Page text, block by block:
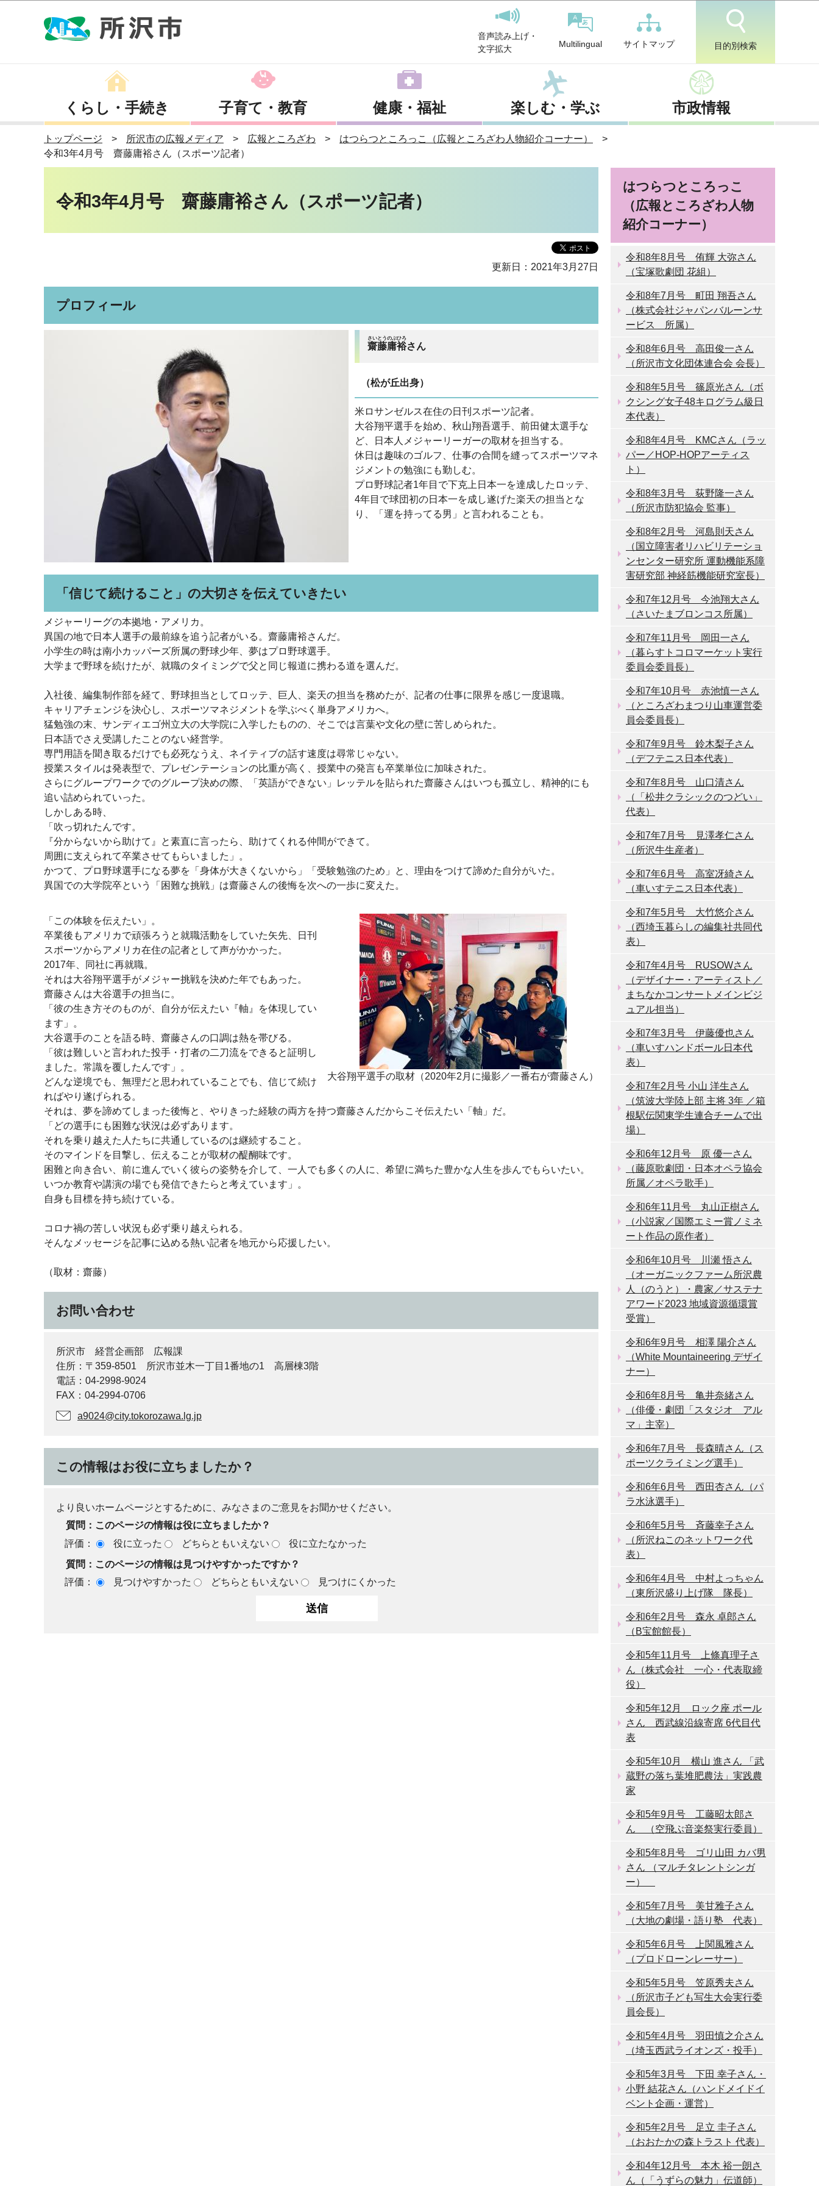
音声読み上げ・
文字拡大
Multilingual サイトマップ 目的別検索
くらし・手続き 子育て・教育 健康・福祉 楽しむ・学ぶ 市政情報
トップページ 所沢市の広報メディア 広報ところざわ
はつらつところっこ（広報ところざわ人物紹介コーナー）
令和3年4月号 齋藤庸裕さん（スポーツ記者）
令和3年4月号 齋藤庸裕さん（スポーツ記者）
更新日：2021年3月27日
プロフィール
齋藤庸裕
さいとうのぶひろ
さん
（松が丘出身）
米ロサンゼルス在住の日刊スポーツ記者。
大谷翔平選手を始め、秋山翔吾選手、前田健太選手な
ど、日本人メジャーリーガーの取材を担当する。
休日は趣味のゴルフ、仕事の合間を縫ってスポーツマネ
ジメントの勉強にも勤しむ。
プロ野球記者1年目で下克上日本一を達成したロッテ、
4年目で球団初の日本一を成し遂げた楽天の担当とな
り、「運を持ってる男」と言われることも。
「信じて続けること」の大切さを伝えていきたい
メジャーリーグの本拠地・アメリカ。
異国の地で日本人選手の最前線を追う記者がいる。齋藤庸裕さんだ。
小学生の時は南小カッパーズ所属の野球少年、夢はプロ野球選手。
大学まで野球を続けたが、就職のタイミングで父と同じ報道に携わる道を選んだ。
入社後、編集制作部を経て、野球担当としてロッテ、巨人、楽天の担当を務めたが、記者の仕事に限界を感じ一度退職。
キャリアチェンジを決心し、スポーツマネジメントを学ぶべく単身アメリカへ。
猛勉強の末、サンディエゴ州立大の大学院に入学したものの、そこでは言葉や文化の壁に苦しめられた。
日本語でさえ受講したことのない経営学。
専門用語を聞き取るだけでも必死なうえ、ネイティブの話す速度は尋常じゃない。
授業スタイルは発表型で、プレゼンテーションの比重が高く、授業中の発言も卒業単位に加味された。
さらにグループワークでのグループ決めの際、「英語ができない」レッテルを貼られた齋藤さんはいつも孤立し、精神的にも
追い詰められていった。
しかしある時、
「吹っ切れたんです。
『分からないから助けて』と素直に言ったら、助けてくれる仲間ができて。
周囲に支えられて卒業させてもらいました」。
かつて、プロ野球選手になる夢を「身体が大きくないから」「受験勉強のため」と、理由をつけて諦めた自分がいた。
異国での大学院卒という「困難な挑戦」は齋藤さんの後悔を次への一歩に変えた。
大谷翔平選手の取材（2020年2月に撮影／一番右が齋藤さん）
「この体験を伝えたい」。
卒業後もアメリカで頑張ろうと就職活動をしていた矢先、日刊
スポーツからアメリカ在住の記者として声がかかった。
2017年、同社に再就職。
それは大谷翔平選手がメジャー挑戦を決めた年でもあった。
齋藤さんは大谷選手の担当に。
「彼の生き方そのものが、自分が伝えたい『軸』を体現してい
ます」。
大谷選手のことを語る時、齋藤さんの口調は熱を帯びる。
「彼は難しいと言われた投手・打者の二刀流をできると証明し
ました。常識を覆したんです」。
どんな逆境でも、無理だと思われていることでも、信じて続け
ればやり遂げられる。
それは、夢を諦めてしまった後悔と、やりきった経験の両方を持つ齋藤さんだからこそ伝えたい「軸」だ。
「どの選手にも困難な状況は必ずあります。
それを乗り越えた人たちに共通しているのは継続すること。
そのマインドを目撃し、伝えることが取材の醍醐味です。
困難と向き合い、前に進んでいく彼らの姿勢を介して、一人でも多くの人に、希望に満ちた豊かな人生を歩んでもらいたい。
いつか教育や講演の場でも発信できたらと考えています」。
自身も目標を持ち続けている。
コロナ禍の苦しい状況も必ず乗り越えられる。
そんなメッセージを記事に込める熱い記者を地元から応援したい。
（取材：齋藤）
お問い合わせ
所沢市 経営企画部 広報課
住所：〒359-8501 所沢市並木一丁目1番地の1 高層棟3階
電話：04-2998-9024
FAX：04-2994-0706
a9024@city.tokorozawa.lg.jp
この情報はお役に立ちましたか？
より良いホームページとするために、みなさまのご意見をお聞かせください。
質問：このページの情報は役に立ちましたか？
評価：
役に立った どちらともいえない
役に立たなかった
質問：このページの情報は見つけやすかったですか？
評価：
見つけやすかった どちらともいえない 見つけにくかった
はつらつところっこ
（広報ところざわ人物
紹介コーナー）
令和8年8月号 侑輝 大弥さん
（宝塚歌劇団 花組）
令和8年7月号 町田 翔吾さん
（株式会社ジャパンバルーンサ
ービス 所属）
令和8年6月号 高田俊一さん
（所沢市文化団体連合会 会長）
令和8年5月号 篠原光さん（ボ
クシング女子48キログラム級日
本代表）
令和8年4月号 KMCさん（ラッ
パー／HOP-HOPアーティス
ト）
令和8年3月号 荻野隆一さん
（所沢市防犯協会 監事）
令和8年2月号 河島則天さん
（国立障害者リハビリテーショ
ンセンター研究所 運動機能系障
害研究部 神経筋機能研究室長）
令和7年12月号 今池翔大さん
（さいたまブロンコス所属）
令和7年11月号 岡田一さん
（暮らすトコロマーケット実行
委員会委員長）
令和7年10月号 赤池慎一さん
（ところざわまつり山車運営委
員会委員長）
令和7年9月号 鈴木梨子さん
（デフテニス日本代表）
令和7年8月号 山口清さん
（「松井クラシックのつどい」
代表）
令和7年7月号 見澤孝仁さん
（所沢牛生産者）
令和7年6月号 高室冴綺さん
（車いすテニス日本代表）
令和7年5月号 大竹悠介さん
（西埼玉暮らしの編集社共同代
表）
令和7年4月号 RUSOWさん
（デザイナー・アーティスト／
まちなかコンサートメインビジ
ュアル担当）
令和7年3月号 伊藤優也さん
（車いすハンドボール日本代
表）
令和7年2月号 小山 洋生さん
（筑波大学陸上部 主将 3年 ／箱
根駅伝関東学生連合チームで出
場）
令和6年12月号 原 優一さん
（藤原歌劇団・日本オペラ協会
所属／オペラ歌手）
令和6年11月号 丸山正樹さん
（小説家／国際エミー賞ノミネ
ート作品の原作者）
令和6年10月号 川瀬 悟さん
（オーガニックファーム所沢農
人（のうと）・農家／サステナ
アワード2023 地域資源循環賞
受賞）
令和6年9月号 相澤 陽介さん
（White Mountaineering デザイ
ナー）
令和6年8月号 亀井奈緒さん
（俳優・劇団「スタジオ アル
マ」主宰）
令和6年7月号 長森晴さん（ス
ポーツクライミング選手）
令和6年6月号 西田杏さん（パ
ラ水泳選手）
令和6年5月号 斉藤幸子さん
（所沢ねこのネットワーク代
表）
令和6年4月号 中村よっちゃん
（東所沢盛り上げ隊 隊長）
令和6年2月号 森永 卓郎さん
（B宝館館長）
令和5年11月号 上條真理子さ
ん（株式会社 一心・代表取締
役）
令和5年12月 ロック座 ポール
さん 西武線沿線寄席 6代目代
表
令和5年10月 横山 進さん 「武
蔵野の落ち葉堆肥農法」実践農
家
令和5年9月号 工藤昭太郎さ
ん （空飛ぶ音楽祭実行委員）
令和5年8月号 ゴリ山田 カバ男
さん （マルチタレントシンガ
ー）
令和5年7月号 美甘雅子さん
（大地の劇場・語り塾 代表）
令和5年6月号 上関風雅さん
（プロドローンレーサー）
令和5年5月号 笠原秀夫さん
（所沢市子ども写生大会実行委
員会長）
令和5年4月号 羽田慎之介さん
（埼玉西武ライオンズ・投手）
令和5年3月号 下田 幸子さん・
小野 結花さん（ハンドメイドイ
ベント企画・運営）
令和5年2月号 足立 圭子さん
（おおたかの森トラスト 代表）
令和4年12月号 本木 裕一朗さ
ん（「うずらの魅力」伝道師）